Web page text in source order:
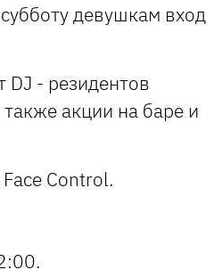
девушкам вход
DJ - резидентов
акции на баре и
Control.